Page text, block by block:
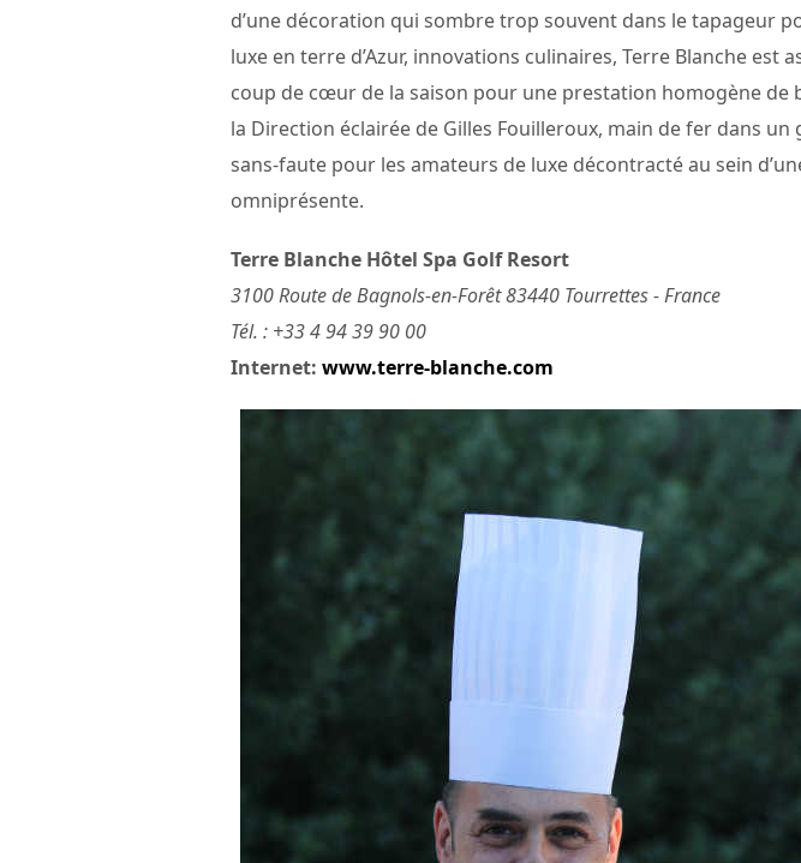
d’une décoration qui sombre trop souvent dans le tapageur
luxe en terre d’Azur, innovations culinaires, Terre Blanche est
coup de cœur de la saison pour une prestation homogène de
la Direction éclairée de Gilles Fouilleroux, main de fer dans un
sans-faute pour les amateurs de luxe décontracté au sein
omniprésente.
Terre Blanche Hôtel Spa Golf Resort
3100 Route de Bagnols-en-Forêt 83440 Tourrettes - France
Tél. : +33 4 94 39 90 00
Internet: www.terre-blanche.com